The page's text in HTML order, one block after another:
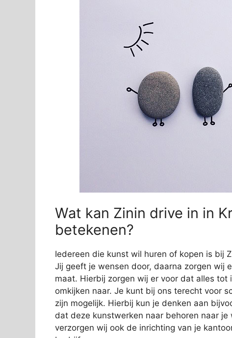
Wat kan Zinin drive in in
betekenen?
Iedereen die kunst wil huren of kopen is bij
Jij geeft je wensen door, daarna zorgen wij
maat. Hierbij zorgen wij er voor dat alles
omkijken naar. Je kunt bij ons terecht voor
zijn mogelijk. Hierbij kun je denken aan
dat deze kunstwerken naar behoren naar
verzorgen wij ook de inrichting van je